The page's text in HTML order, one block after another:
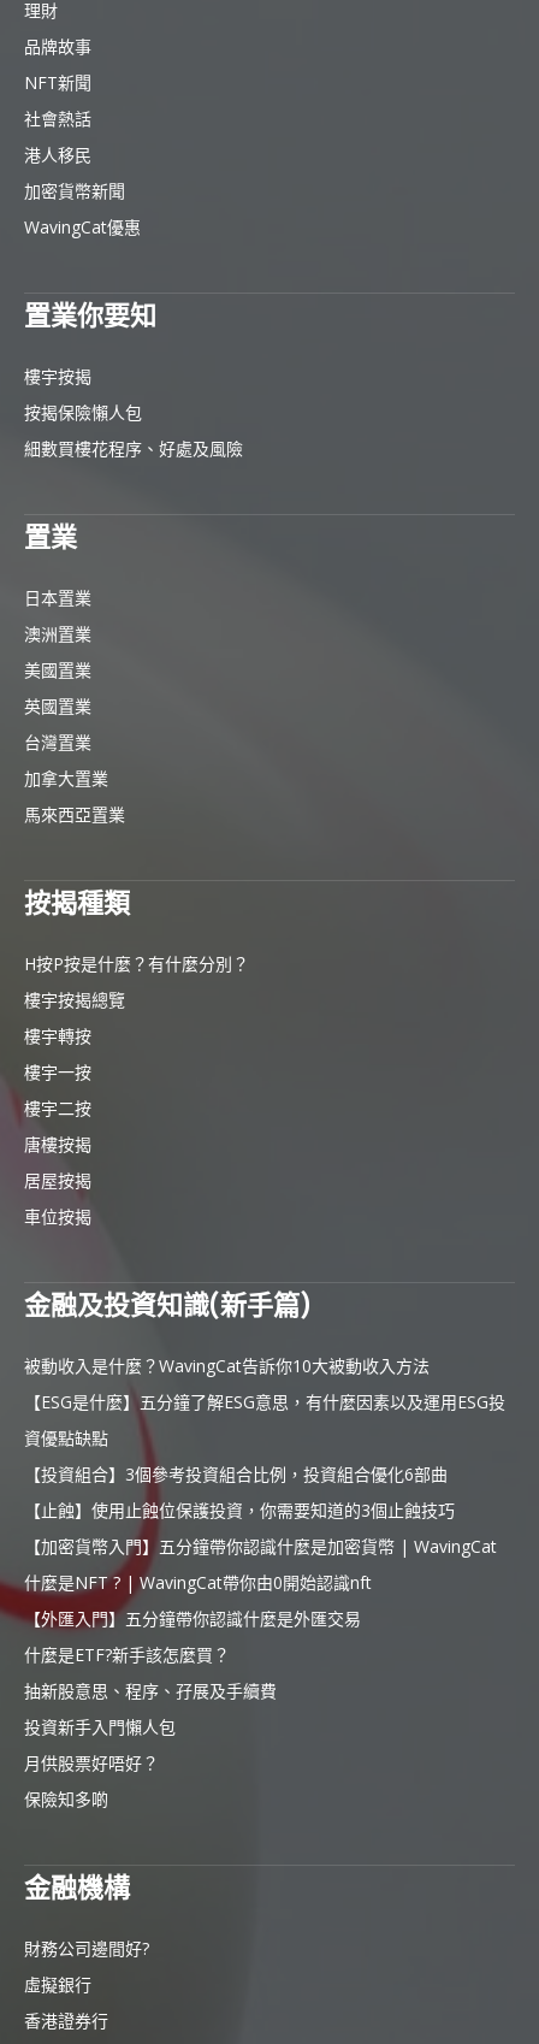
理財
品牌故事
NFT新聞
社會熱話
港人移民
加密貨幣新聞
WavingCat優惠
置業你要知
樓宇按揭
按揭保險懶人包
細數買樓花程序、好處及風險
置業
日本置業
澳洲置業
美國置業
英國置業
台灣置業
加拿大置業
馬來西亞置業
按揭種類
H按P按是什麼？有什麼分別？
樓宇按揭總覽
樓宇轉按
樓宇一按
樓宇二按
唐樓按揭
居屋按揭
車位按揭
金融及投資知識(新手篇)
被動收入是什麼？WavingCat告訴你10大被動收入方法
【ESG是什麼】五分鐘了解ESG意思，有什麼因素以及運用ESG投
資優點缺點
【投資組合】3個參考投資組合比例，投資組合優化6部曲
【止蝕】使用止蝕位保護投資，你需要知道的3個止蝕技巧
【加密貨幣入門】五分鐘帶你認識什麼是加密貨幣 | WavingCat
什麼是NFT ? | WavingCat帶你由0開始認識nft
【外匯入門】五分鐘帶你認識什麼是外匯交易
什麼是ETF?新手該怎麼買？
抽新股意思、程序、孖展及手續費
投資新手入門懶人包
月供股票好唔好？
保險知多啲
金融機構
財務公司邊間好?
虛擬銀行
香港證券行